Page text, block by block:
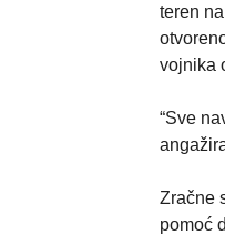
teren
vojnika
“Sve
Zračne
pomoć